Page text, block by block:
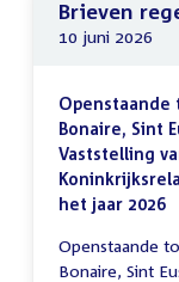
Brieven
10 juni 2026
Openstaande
Bonaire, Sint
Vaststelling
het jaar 2026
Openstaande
Bonaire, Sint